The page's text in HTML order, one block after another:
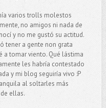
varios trolls molestos
no amigos ni nada de
y no me gustó su actitud.
tener a gente non grata
a tomar viento. Qué lástima
les habría contestado
y mi blog seguiría vivo :P
al soltarles más
ellas.